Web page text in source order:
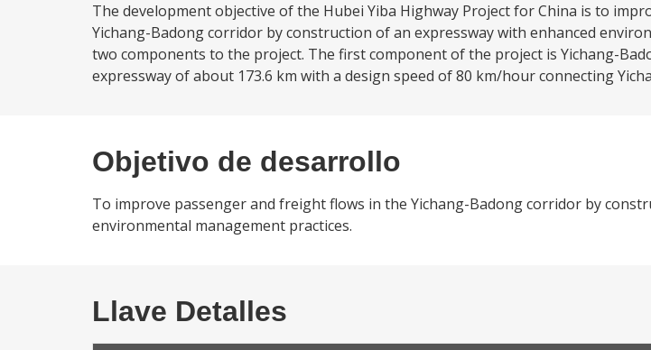
The development objective of the Hubei Yiba Highway Project for China is to
Yichang-Badong corridor by construction of an expressway with enhanced
two components to the project. The first component of the project is Yichang-
expressway of about 173.6 km with a design speed of 80 km/hour connecting
Objetivo de desarrollo
To improve passenger and freight flows in the Yichang-Badong corridor by
environmental management practices.
Llave Detalles